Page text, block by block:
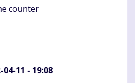
counter
04-11 - 19:08